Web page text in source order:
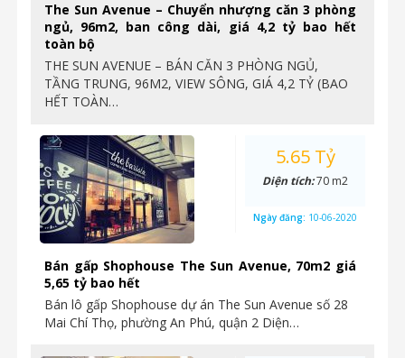
The Sun Avenue – Chuyển nhượng căn 3 phòng
ngủ, 96m2, ban công dài, giá 4,2 tỷ bao hết
toàn bộ
THE SUN AVENUE – BÁN CĂN 3 PHÒNG NGỦ,
TẦNG TRUNG, 96M2, VIEW SÔNG, GIÁ 4,2 TỶ (BAO
HẾT TOÀN…
Bán gấp Shophouse The Sun Avenue, 70m2 giá
5,65 tỷ bao hết
Bán lô gấp Shophouse dự án The Sun Avenue số 28
Mai Chí Thọ, phường An Phú, quận 2 Diện…
5.65 Tỷ
Diện tích:70 m2
Ngày đăng: 10-06-2020